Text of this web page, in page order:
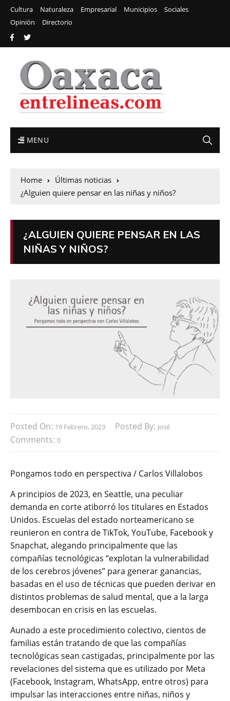
Cultura Naturaleza Empresarial Municipios
Sociales
Opinión
Directorio
MENU
Home
Últimas noticias
¿Alguien quiere pensar en las niñas y niños?
¿ALGUIEN QUIERE PENSAR EN LAS
NIÑAS Y NIÑOS?
Posted On: 19 Febrero, 2023 Posted By: José
Comments: 0
Pongamos todo en perspectiva / Carlos Villalobos
A principios de 2023, en Seattle, una peculiar
demanda en corte atiborró los titulares en Estados
Unidos. Escuelas del estado norteamericano se
reunieron en contra de TikTok, YouTube, Facebook y
Snapchat, alegando principalmente que las
compañías tecnológicas “explotan la vulnerabilidad
de los cerebros jóvenes” para generar ganancias,
basadas en el uso de técnicas que pueden derivar en
distintos problemas de salud mental, que a la larga
desembocan en crisis en las escuelas.
Aunado a este procedimiento colectivo, cientos de
familias están tratando de que las compañías
tecnológicas sean castigadas, principalmente por las
revelaciones del sistema que es utilizado por Meta
(Facebook, Instagram, WhatsApp, entre otros) para
impulsar las interacciones entre niñas, niños y